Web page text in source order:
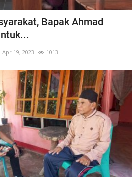
Bapak Ahmad
Apr 19, 2023 1013